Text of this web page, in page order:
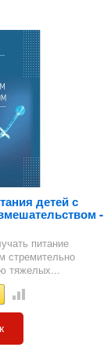
детей с
-
питание
стремительно
тяжелых...